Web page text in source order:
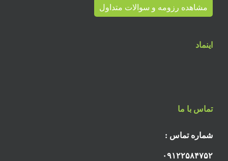
مشاهده رزومه و سوالات متداول
اینماد
تماس با ما
شماره تماس :
۰۹۱۲۲۵۸۴۷۵۲